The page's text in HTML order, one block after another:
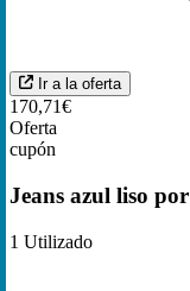
Ir a la oferta
170,71€
Oferta
cupón
Jeans azul liso por
1 Utilizado